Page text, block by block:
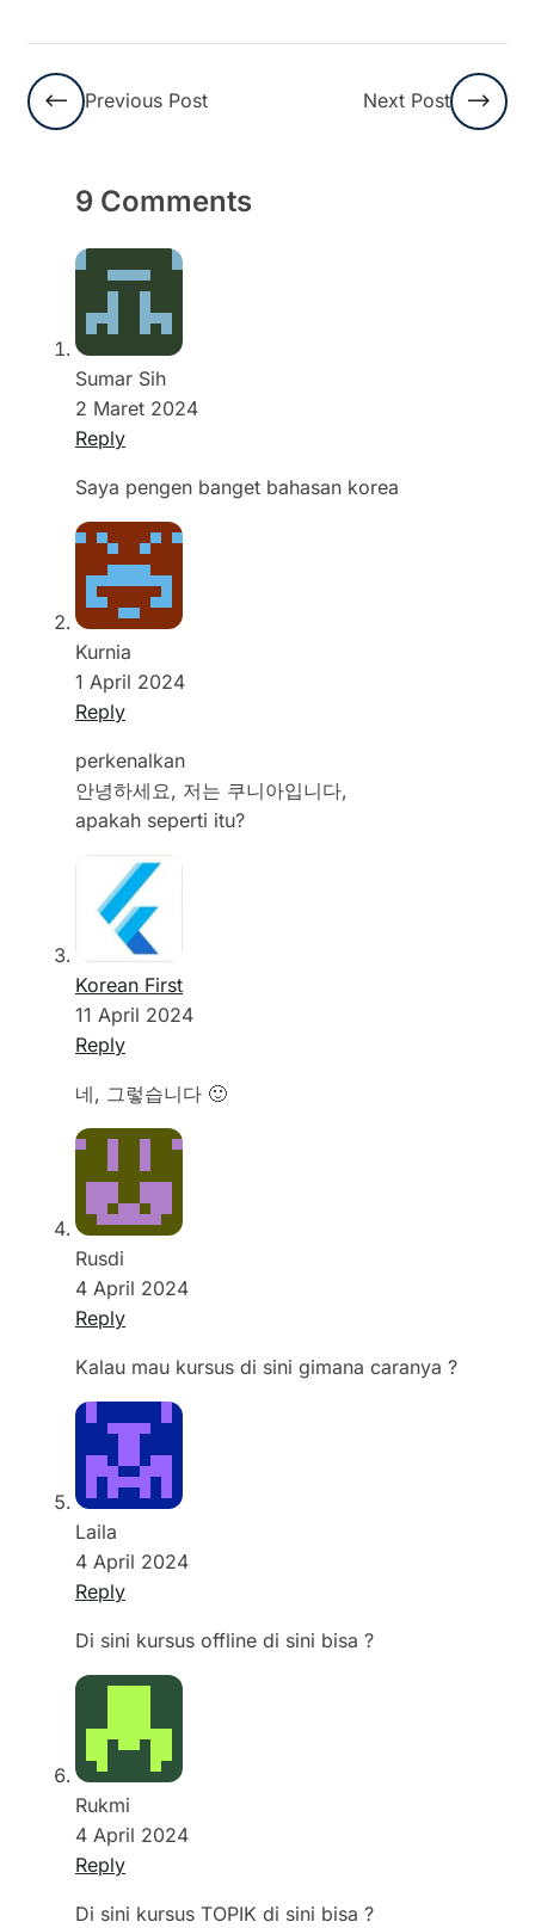
Previous Post Next Post
9 Comments
Sumar Sih
2 Maret 2024
Reply
Saya pengen banget bahasan korea
Kurnia
1 April 2024
Reply
perkenalkan
안녕하세요, 저는 쿠니아입니다,
apakah seperti itu?
Korean First
11 April 2024
Reply
네, 그렇습니다 🙂
Rusdi
4 April 2024
Reply
Kalau mau kursus di sini gimana caranya ?
Laila
4 April 2024
Reply
Di sini kursus offline di sini bisa ?
Rukmi
4 April 2024
Reply
Di sini kursus TOPIK di sini bisa ?